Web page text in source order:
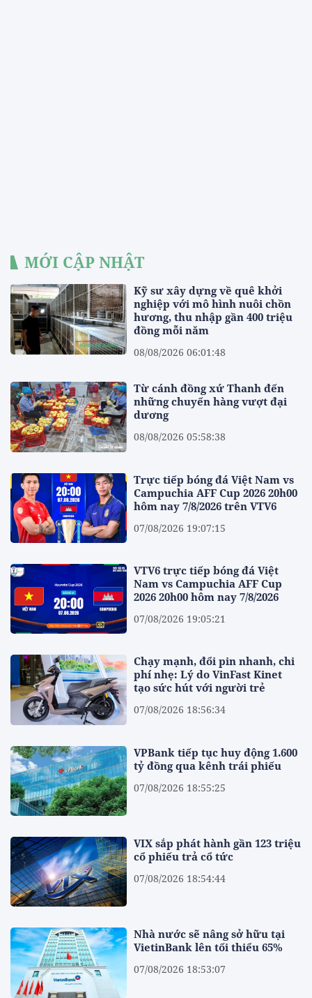
MỚI CẬP NHẬT
Kỹ sư xây dựng về quê khởi
nghiệp với mô hình nuôi chồn
hương, thu nhập gần 400 triệu
đồng mỗi năm
08/08/2026 06:01:48
Từ cánh đồng xứ Thanh đến
những chuyến hàng vượt đại
dương
08/08/2026 05:58:38
Trực tiếp bóng đá Việt Nam vs
Campuchia AFF Cup 2026 20h00
hôm nay 7/8/2026 trên VTV6
07/08/2026 19:07:15
VTV6 trực tiếp bóng đá Việt
Nam vs Campuchia AFF Cup
2026 20h00 hôm nay 7/8/2026
07/08/2026 19:05:21
Chạy mạnh, đổi pin nhanh, chi
phí nhẹ: Lý do VinFast Kinet
tạo sức hút với người trẻ
07/08/2026 18:56:34
VPBank tiếp tục huy động 1.600
tỷ đồng qua kênh trái phiếu
07/08/2026 18:55:25
VIX sắp phát hành gần 123 triệu
cổ phiếu trả cổ tức
07/08/2026 18:54:44
Nhà nước sẽ nâng sở hữu tại
VietinBank lên tối thiểu 65%
07/08/2026 18:53:07